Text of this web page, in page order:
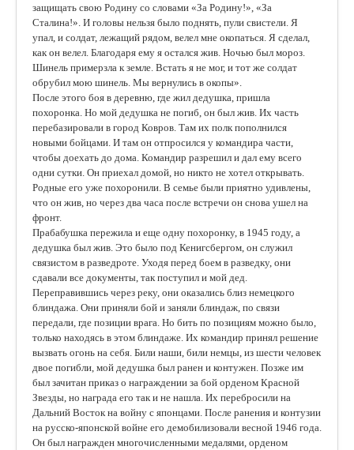
защищать свою Родину со словами «За Родину!», «За
Сталина!». И головы нельзя было поднять, пули свистели. Я
упал, и солдат, лежащий рядом, велел мне окопаться. Я сделал,
как он велел. Благодаря ему я остался жив. Ночью был мороз.
Шинель примерзла к земле. Встать я не мог, и тот же солдат
обрубил мою шинель. Мы вернулись в окопы».
После этого боя в деревню, где жил дедушка, пришла
похоронка. Но мой дедушка не погиб, он был жив. Их часть
перебазировали в город Ковров. Там их полк пополнился
новыми бойцами. И там он отпросился у командира части,
чтобы доехать до дома. Командир разрешил и дал ему всего
одни сутки. Он приехал домой, но никто не хотел открывать.
Родные его уже похоронили. В семье были приятно удивлены,
что он жив, но через два часа после встречи он снова ушел на
фронт.
Прабабушка пережила и еще одну похоронку, в 1945 году, а
дедушка был жив. Это было под Кенигсбергом, он служил
связистом в разведроте. Уходя перед боем в разведку, они
сдавали все документы, так поступил и мой дед.
Переправившись через реку, они оказались близ немецкого
блиндажа. Они приняли бой и заняли блиндаж, по связи
передали, где позиции врага. Но бить по позициям можно было,
только находясь в этом блиндаже. Их командир принял решение
вызвать огонь на себя. Били наши, били немцы, из шести человек
двое погибли, мой дедушка был ранен и контужен. Позже им
был зачитан приказ о награждении за бой орденом Красной
Звезды, но награда его так и не нашла. Их перебросили на
Дальний Восток на войну с японцами. После ранения и контузии
на русско-японской войне его демобилизовали весной 1946 года.
Он был награжден многочисленными медалями, орденом